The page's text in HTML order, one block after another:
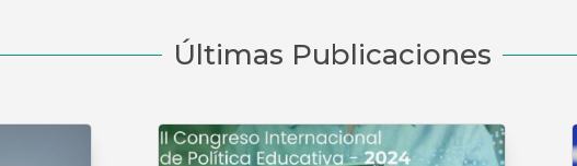
Últimas Publicaciones